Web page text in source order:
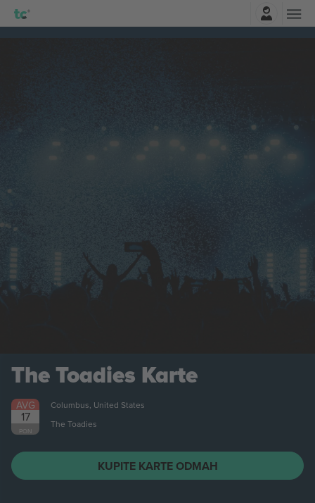
The Toadies Karte
AVG
17
PON
Columbus, United States
The Toadies
KUPITE KARTE ODMAH